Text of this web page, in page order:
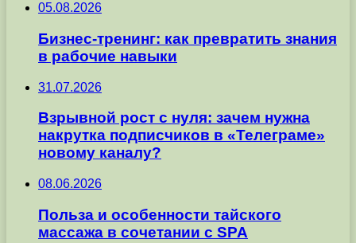
05.08.2026
Бизнес-тренинг: как превратить знания
в рабочие навыки
31.07.2026
Взрывной рост с нуля: зачем нужна
накрутка подписчиков в «Телеграме»
новому каналу?
08.06.2026
Польза и особенности тайского
массажа в сочетании с SPA